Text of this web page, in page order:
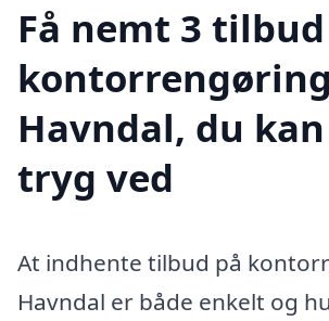
Få nemt 3
Havndal, du
tryg ved
At indhente tilbud på
Havndal er både enkelt og